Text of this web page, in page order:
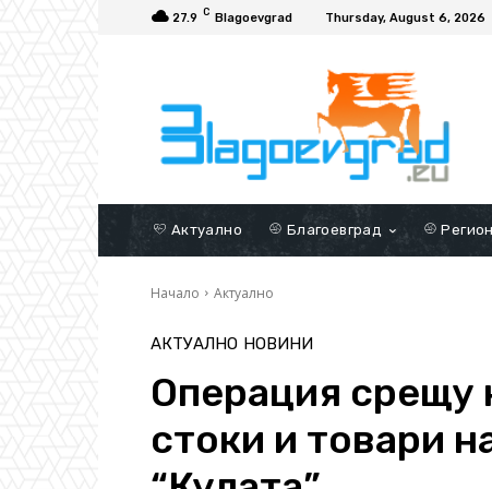
27.9 C Blagoevgrad Thursday, August 6, 2026
Актуално Благоевград
Начало Актуално
АКТУАЛНО НОВИНИ
Операция срещу
стоки и товари